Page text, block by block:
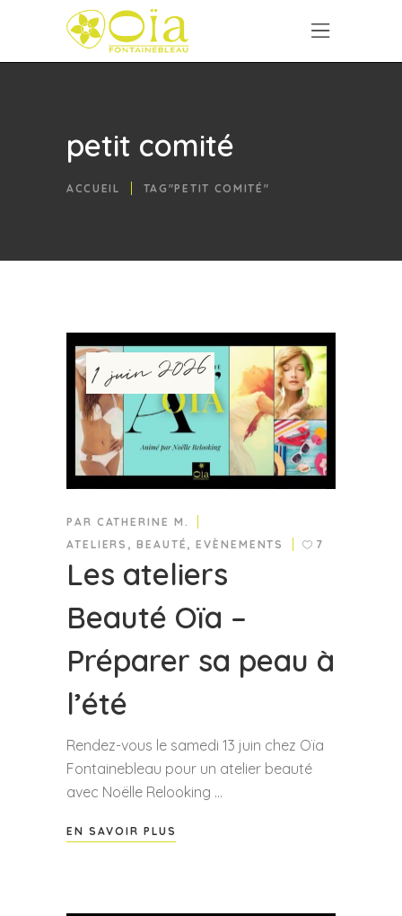
petit comité
ACCUEIL TAG"PETIT COMITÉ"
1 juin 2026
PAR CATHERINE M.
ATELIERS ,BEAUTÉ ,EVÈNEMENTS 7
Les ateliers
Beauté Oïa –
Préparer sa peau à
l’été
Rendez-vous le samedi 13 juin chez Oïa
Fontainebleau pour un atelier beauté
avec Noëlle Relooking
EN SAVOIR PLUS